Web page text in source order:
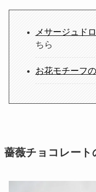
メサージュド
ちら
お花モチーフ
薔薇チョコレート